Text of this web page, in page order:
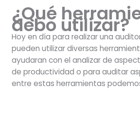
¿Qué
debo utilizar?
Hoy en día para realizar una
pueden utilizar diversas
ayudaran con el analizar de
de productividad o para auditar
entre estas herramientas